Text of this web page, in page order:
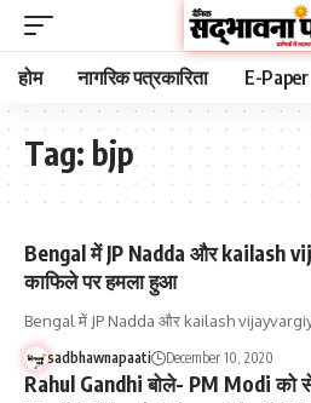
होम नागरिक पत्रकारिता E-Paper
Tag: bjp
Bengal में JP Nadda और kailash
काफिले पर हमला हुआ
Bengal में JP Nadda और kailash
sadbhawnapaati December 10, 2020
Rahul Gandhi बोले- PM Modi को